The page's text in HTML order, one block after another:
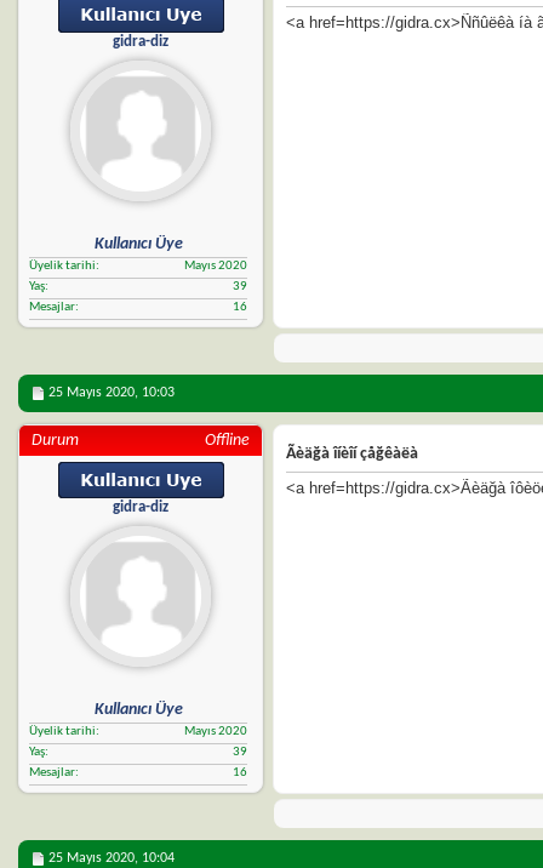
gidra-diz
Kullanıcı Üye
Üyelik tarihi
Mayıs 2020
Yaş
39
Mesajlar
16
<a href=https://gidra.cx>Ññûëêà íà
25 Mayıs 2020, 10:03
Durum Offline
gidra-diz
Kullanıcı Üye
Üyelik tarihi
Mayıs 2020
Yaş
39
Mesajlar
16
Ãèäğà îíèîí çåğêàëà
<a href=https://gidra.cx>Ãèäğà
25 Mayıs 2020, 10:04